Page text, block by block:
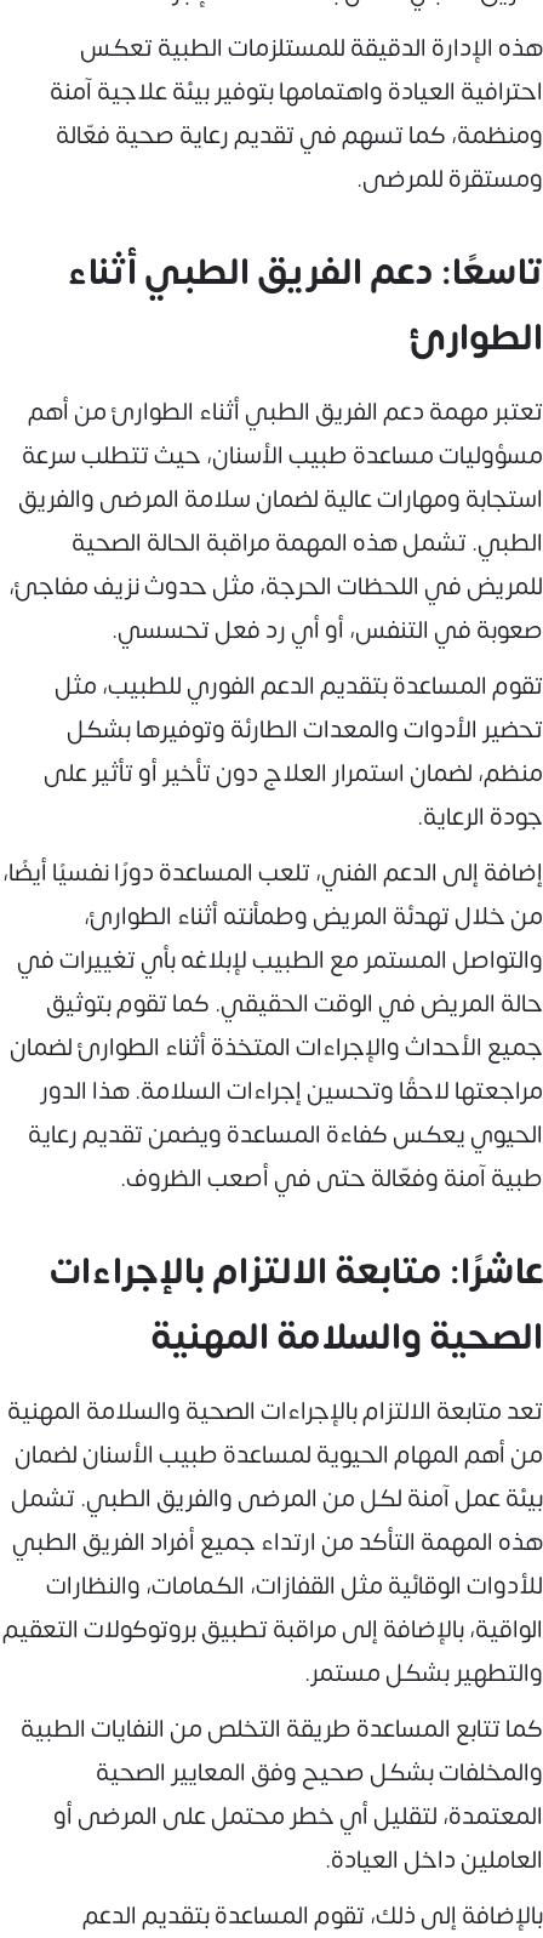
هذه الإدارة الدقيقة للمستلزمات الطبية تعكس
احترافية العيادة واهتمامها بتوفير بيئة علاجية آمنة
ومنظمة، كما تسهم في تقديم رعاية صحية فعّالة
ومستقرة للمرضى.
تاسعًا: دعم الفريق الطبي أثناء
الطوارئ
تعتبر مهمة دعم الفريق الطبي أثناء الطوارئ من أهم
مسؤوليات مساعدة طبيب الأسنان، حيث تتطلب سرعة
استجابة ومهارات عالية لضمان سلامة المرضى والفريق
الطبي. تشمل هذه المهمة مراقبة الحالة الصحية
للمريض في اللحظات الحرجة، مثل حدوث نزيف مفاجئ،
صعوبة في التنفس، أو أي رد فعل تحسسي.
تقوم المساعدة بتقديم الدعم الفوري للطبيب، مثل
تحضير الأدوات والمعدات الطارئة وتوفيرها بشكل
منظم، لضمان استمرار العلاج دون تأخير أو تأثير على
جودة الرعاية.
إضافة إلى الدعم الفني، تلعب المساعدة دورًا نفسيًا أيضًا،
من خلال تهدئة المريض وطمأنته أثناء الطوارئ،
والتواصل المستمر مع الطبيب لإبلاغه بأي تغييرات في
حالة المريض في الوقت الحقيقي. كما تقوم بتوثيق
جميع الأحداث والإجراءات المتخذة أثناء الطوارئ لضمان
مراجعتها لاحقًا وتحسين إجراءات السلامة. هذا الدور
الحيوي يعكس كفاءة المساعدة ويضمن تقديم رعاية
طبية آمنة وفعّالة حتى في أصعب الظروف.
عاشرًا: متابعة الالتزام بالإجراءات
الصحية والسلامة المهنية
تعد متابعة الالتزام بالإجراءات الصحية والسلامة المهنية
من أهم المهام الحيوية لمساعدة طبيب الأسنان لضمان
بيئة عمل آمنة لكل من المرضى والفريق الطبي. تشمل
هذه المهمة التأكد من ارتداء جميع أفراد الفريق الطبي
للأدوات الوقائية مثل القفازات، الكمامات، والنظارات
الواقية، بالإضافة إلى مراقبة تطبيق بروتوكولات التعقيم
والتطهير بشكل مستمر.
كما تتابع المساعدة طريقة التخلص من النفايات الطبية
والمخلفات بشكل صحيح وفق المعايير الصحية
المعتمدة، لتقليل أي خطر محتمل على المرضى أو
العاملين داخل العيادة.
بالإضافة إلى ذلك، تقوم المساعدة بتقديم الدعم